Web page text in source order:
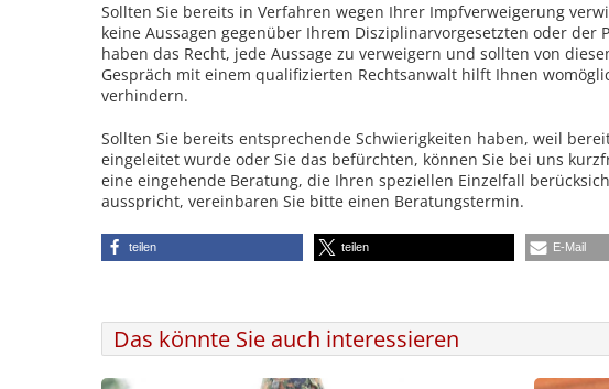
Sollten Sie bereits in Verfahren wegen Ihrer Impfverweigerung
keine Aussagen gegenüber Ihrem Disziplinarvorgesetzten oder der
haben das Recht, jede Aussage zu verweigern und sollten von
Gespräch mit einem qualifizierten Rechtsanwalt hilft Ihnen
verhindern.
Sollten Sie bereits entsprechende Schwierigkeiten haben, weil
eingeleitet wurde oder Sie das befürchten, können Sie bei uns
eine eingehende Beratung, die Ihren speziellen Einzelfall
ausspricht, vereinbaren Sie bitte einen Beratungstermin.
teilen teilen E-Mail
Das könnte Sie auch interessieren